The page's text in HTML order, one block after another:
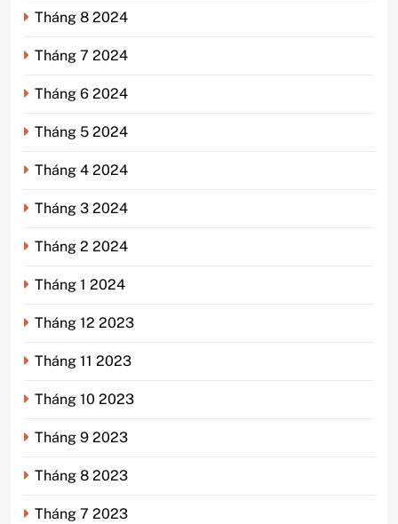
Tháng 8 2024
Tháng 7 2024
Tháng 6 2024
Tháng 5 2024
Tháng 4 2024
Tháng 3 2024
Tháng 2 2024
Tháng 1 2024
Tháng 12 2023
Tháng 11 2023
Tháng 10 2023
Tháng 9 2023
Tháng 8 2023
Tháng 7 2023